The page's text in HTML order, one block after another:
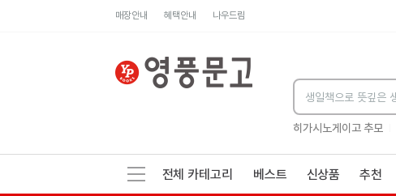
매장안내 혜택안내 나우드림
히가시노게이고 추모
전체 카테고리 베스트 신상품 추천